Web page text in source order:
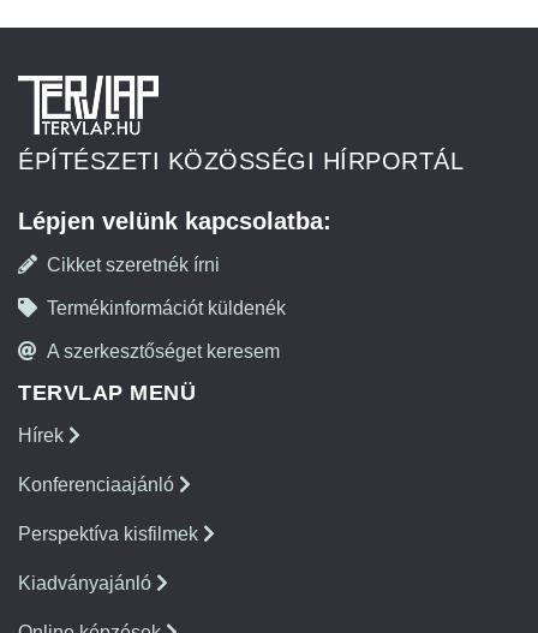
ÉPÍTÉSZETI KÖZÖSSÉGI HÍRPORTÁL
Lépjen velünk kapcsolatba:
Cikket szeretnék írni
Termékinformációt küldenék
A szerkesztőséget keresem
TERVLAP MENÜ
Hírek
Konferenciaajánló
Perspektíva kisfilmek
Kiadványajánló